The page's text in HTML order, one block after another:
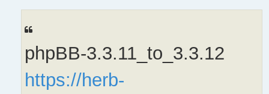
phpBB-3.3.11_to_3.3.12
https://herb-